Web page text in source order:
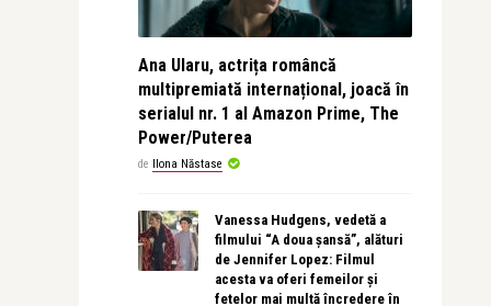
Ana Ularu, actrița româncă
multipremiată internațional, joacă în
serialul nr. 1 al Amazon Prime, The
Power/Puterea
de Ilona Năstase
Vanessa Hudgens, vedetă a
filmului “A doua șansă”, alături
de Jennifer Lopez: Filmul
acesta va oferi femeilor și
fetelor mai multă încredere în